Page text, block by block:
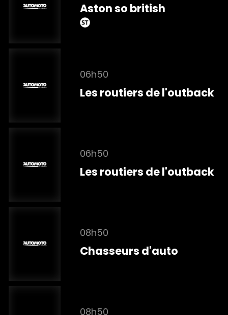
Aston so british
06h50
Les routiers de l'outback
06h50
Les routiers de l'outback
08h50
Chasseurs d'auto
08h50